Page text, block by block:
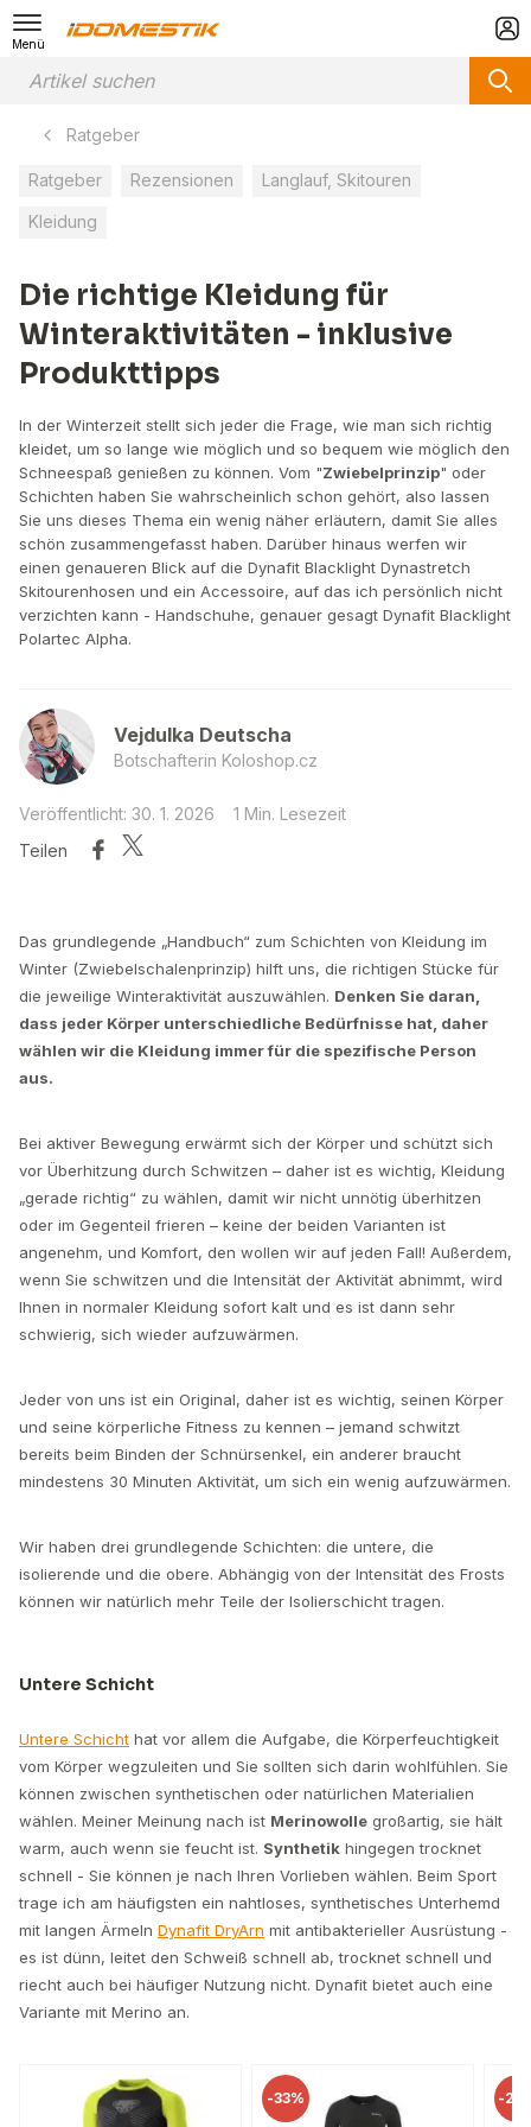
Menü
Ratgeber
Ratgeber Rezensionen Langlauf, Skitouren
Kleidung
Die richtige Kleidung für
Winteraktivitäten - inklusive
Produkttipps
In der Winterzeit stellt sich jeder die Frage, wie man sich richtig
kleidet, um so lange wie möglich und so bequem wie möglich den
Schneespaß genießen zu können. Vom "Zwiebelprinzip" oder
Schichten haben Sie wahrscheinlich schon gehört, also lassen
Sie uns dieses Thema ein wenig näher erläutern, damit Sie alles
schön zusammengefasst haben. Darüber hinaus werfen wir
einen genaueren Blick auf die Dynafit Blacklight Dynastretch
Skitourenhosen und ein Accessoire, auf das ich persönlich nicht
verzichten kann - Handschuhe, genauer gesagt Dynafit Blacklight
Polartec Alpha.
Vejdulka Deutscha
Botschafterin Koloshop.cz
Veröffentlicht: 30. 1. 2026
1 Min. Lesezeit
Teilen
Das grundlegende „Handbuch“ zum Schichten von Kleidung im
Winter (Zwiebelschalenprinzip) hilft uns, die richtigen Stücke für
die jeweilige Winteraktivität auszuwählen. Denken Sie daran,
dass jeder Körper unterschiedliche Bedürfnisse hat, daher
wählen wir die Kleidung immer für die spezifische Person
aus.
Bei aktiver Bewegung erwärmt sich der Körper und schützt sich
vor Überhitzung durch Schwitzen – daher ist es wichtig, Kleidung
„gerade richtig“ zu wählen, damit wir nicht unnötig überhitzen
oder im Gegenteil frieren – keine der beiden Varianten ist
angenehm, und Komfort, den wollen wir auf jeden Fall! Außerdem,
wenn Sie schwitzen und die Intensität der Aktivität abnimmt, wird
Ihnen in normaler Kleidung sofort kalt und es ist dann sehr
schwierig, sich wieder aufzuwärmen.
Jeder von uns ist ein Original, daher ist es wichtig, seinen Körper
und seine körperliche Fitness zu kennen – jemand schwitzt
bereits beim Binden der Schnürsenkel, ein anderer braucht
mindestens 30 Minuten Aktivität, um sich ein wenig aufzuwärmen.
Wir haben drei grundlegende Schichten: die untere, die
isolierende und die obere. Abhängig von der Intensität des Frosts
können wir natürlich mehr Teile der Isolierschicht tragen.
Untere Schicht
Untere Schicht hat vor allem die Aufgabe, die Körperfeuchtigkeit
vom Körper wegzuleiten und Sie sollten sich darin wohlfühlen. Sie
können zwischen synthetischen oder natürlichen Materialien
wählen. Meiner Meinung nach ist Merinowolle großartig, sie hält
warm, auch wenn sie feucht ist. Synthetik hingegen trocknet
schnell - Sie können je nach Ihren Vorlieben wählen. Beim Sport
trage ich am häufigsten ein nahtloses, synthetisches Unterhemd
mit langen Ärmeln Dynafit DryArn mit antibakterieller Ausrüstung -
es ist dünn, leitet den Schweiß schnell ab, trocknet schnell und
riecht auch bei häufiger Nutzung nicht. Dynafit bietet auch eine
Variante mit Merino an.
-26% -